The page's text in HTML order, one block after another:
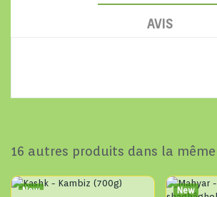
AVIS
16 autres produits dans la
New
New